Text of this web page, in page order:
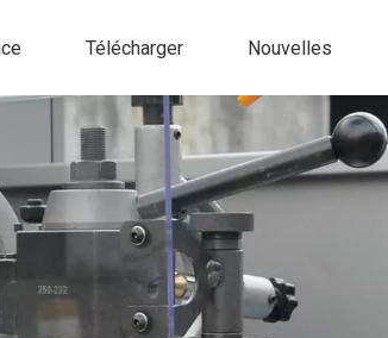
Télécharger Nouvelles